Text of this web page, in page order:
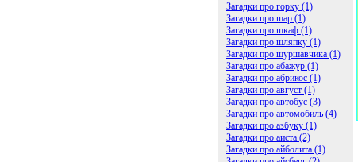
Загадки про горку (1)
Загадки про шар (1)
Загадки про шкаф (1)
Загадки про шляпку (1)
Загадки про шуршавчика (1)
Загадки про абажур (1)
Загадки про абрикос (1)
Загадки про август (1)
Загадки про автобус (3)
Загадки про автомобиль (4)
Загадки про азбуку (1)
Загадки про аиста (2)
Загадки про айболита (1)